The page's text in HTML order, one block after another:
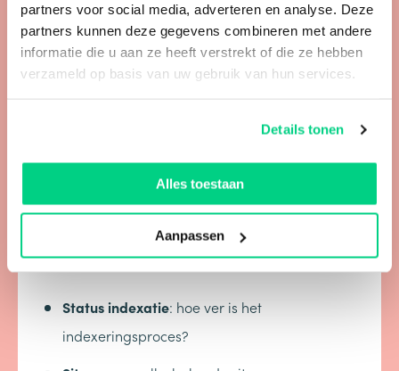
partners voor social media, adverteren en analyse. Deze
partners kunnen deze gegevens combineren met andere
informatie die u aan ze heeft verstrekt of die ze hebben
verzameld op basis van uw gebruik van hun services.
Details tonen
Alles toestaan
Aanpassen
Dekking URL-inspectie:
wat vertelt Google
dekkingstaan. Hier wordt niet
alleen de indexstatus van de URL
weergegeven, maar ook het proces. Wat kun je
nog meer bijdekkingtegenkomen?
Status indexatie: hoe ver is het
indexeringsproces?